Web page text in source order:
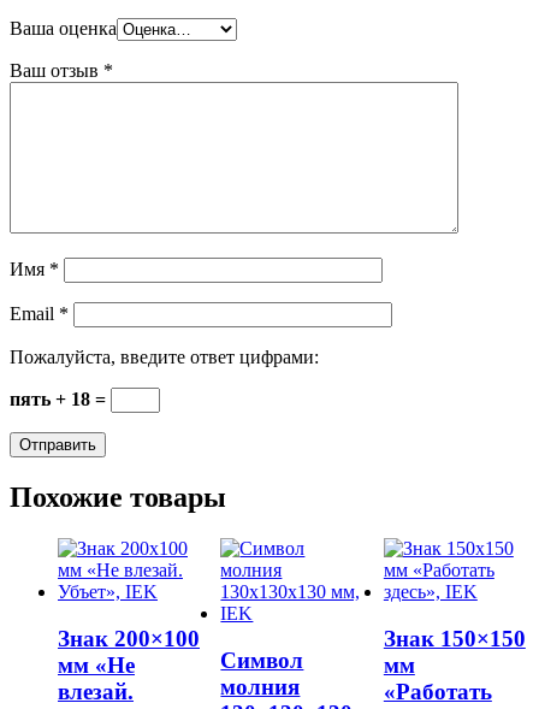
Ваша оценка
Ваш отзыв *
Имя *
Email *
Пожалуйста, введите ответ цифрами:
пять + 18 =
Похожие товары
Знак 200×100
мм «Не
влезай.
Символ
молния
Знак 150×150
мм
«Работать